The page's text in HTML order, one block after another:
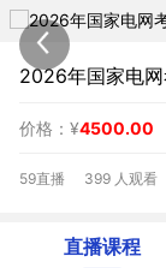
2026年国家电网
价格：¥4500.00
59直播 399 人观看
直播课程